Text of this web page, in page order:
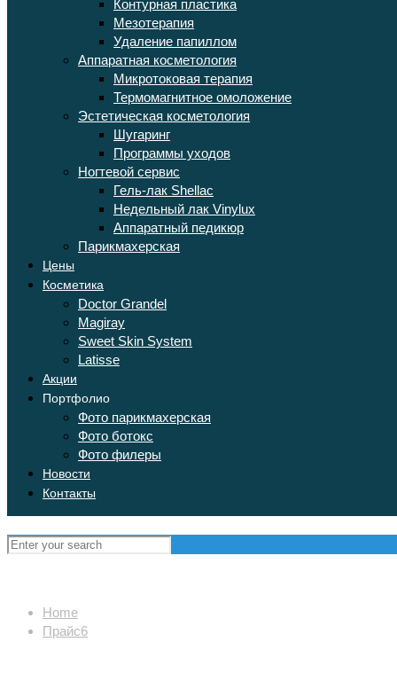
Контурная пластика
Мезотерапия
Удаление папиллом
Аппаратная косметология
Микротоковая терапия
Термомагнитное омоложение
Эстетическая косметология
Шугаринг
Программы уходов
Ногтевой сервис
Гель-лак Shellac
Недельный лак Vinylux
Аппаратный педикюр
Парикмахерская
Цены
Косметика
Doctor Grandel
Magiray
Sweet Skin System
Latisse
Акции
Портфолио
Фото парикмахерская
Фото ботокс
Фото филеры
Новости
Контакты
Home
Прайс6